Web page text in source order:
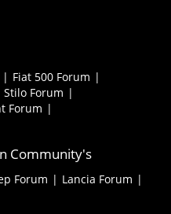
Fiat 500 Forum
Stilo Forum
Forum
Community's
Forum
Lancia Forum